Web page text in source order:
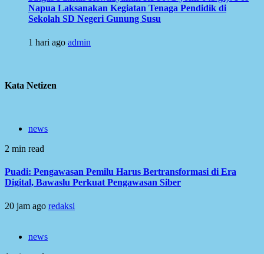
Napua Laksanakan Kegiatan Tenaga Pendidik di
Sekolah SD Negeri Gunung Susu
1 hari ago admin
Kata Netizen
news
2 min read
Puadi: Pengawasan Pemilu Harus Bertransformasi di Era
Digital, Bawaslu Perkuat Pengawasan Siber
20 jam ago redaksi
news